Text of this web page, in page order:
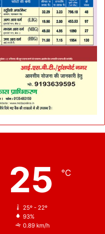
25 ℃
25º - 22º
93%
0.89 km/h